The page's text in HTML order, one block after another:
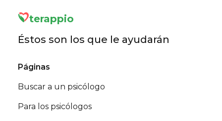
terappio
Éstos son los que le ayudarán
Páginas
Buscar a un psicólogo
Para los psicólogos